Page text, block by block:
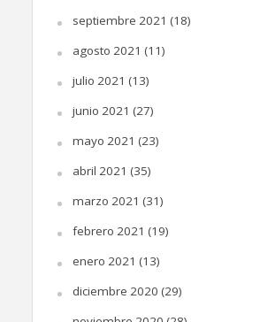
septiembre 2021 (18)
agosto 2021 (11)
julio 2021 (13)
junio 2021 (27)
mayo 2021 (23)
abril 2021 (35)
marzo 2021 (31)
febrero 2021 (19)
enero 2021 (13)
diciembre 2020 (29)